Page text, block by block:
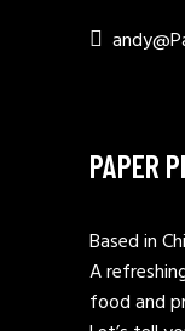
PAPER
Based in
A
food and